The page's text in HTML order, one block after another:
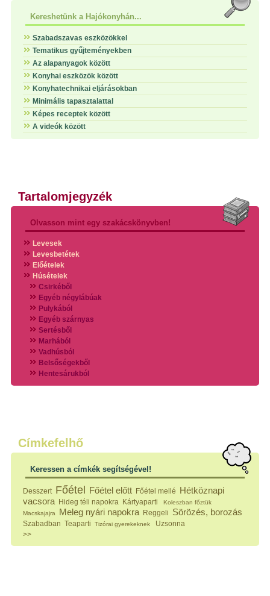
Kereshetünk a Hajókonyhán...
Szabadszavas eszközökkel
Tematikus gyűjteményekben
Az alapanyagok között
Konyhai eszközök között
Konyhatechnikai eljárásokban
Minimális tapasztalattal
Képes receptek között
A videók között
Tartalomjegyzék
Olvasson mint egy szakácskönyvben!
Levesek
Levesbetétek
Előételek
Húsételek
Csirkéből
Egyéb négylábúak
Pulykából
Egyéb szárnyas
Sertésből
Marhából
Vadhúsból
Belsőségekből
Hentesárukból
Vadszárnyasokból
Köretek
Klasszikus főzelékek
Zöldséges ételek
Hidegkonyhai készítmények
Főtt tészták
Zsiradékban sült tészták
Sütőben sült tészták
Mártások
Címkefelhő
Keressen a címkék segítségével!
Desszert Főétel Főétel előtt Főétel mellé Hétköznapi
vacsora Hideg téli napokra Kártyaparti
Koleszban főztük
Macskajajra
Meleg nyári napokra Reggeli Sörözés, borozás
Szabadban Teaparti Tizórai gyerekeknek
Uzsonna
>>